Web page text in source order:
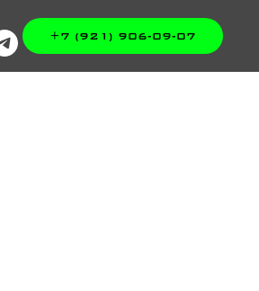
+7 (921) 906-09-07